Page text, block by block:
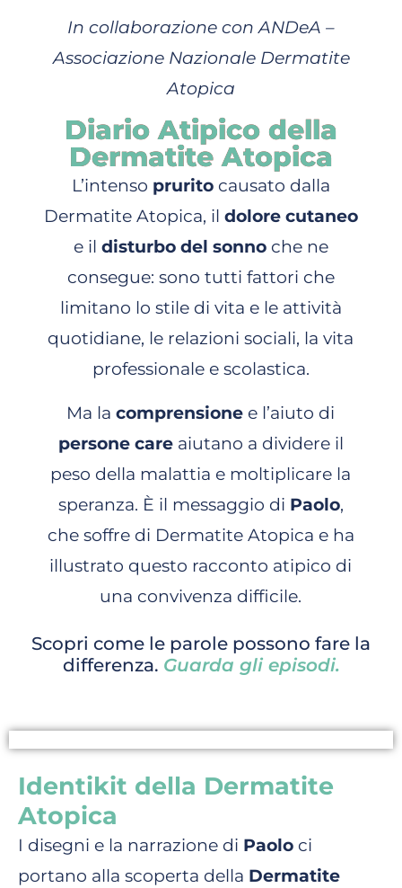
In collaborazione con ANDeA –
Associazione Nazionale Dermatite
Atopica
Diario Atipico della
Dermatite Atopica
L’intenso prurito causato dalla
Dermatite Atopica, il dolore cutaneo
e il disturbo del sonnoche ne
consegue: sono tutti fattori che
limitano lo stile di vita e le attività
quotidiane, le relazioni sociali, la vita
professionale e scolastica.
Ma lacomprensione e l’aiuto di
persone careaiutano a dividere il
peso della malattia e moltiplicare la
speranza. È il messaggio di Paolo,
che soffre di Dermatite Atopica e ha
illustrato questo racconto atipico di
una convivenza difficile.
Scopri come le parole possono fare la
differenza. Guarda gli episodi.
Identikit della Dermatite
Atopica
I disegni e la narrazione di Paolo ci
portano alla scoperta della Dermatite